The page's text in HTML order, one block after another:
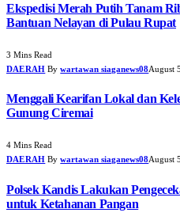
Ekspedisi Merah Putih Tanam
Bantuan Nelayan di Pulau Rupat
3 Mins Read
DAERAH By wartawan siaganews08August
Menggali Kearifan Lokal dan
Gunung Ciremai
4 Mins Read
DAERAH By wartawan siaganews08August
Polsek Kandis Lakukan
untuk Ketahanan Pangan